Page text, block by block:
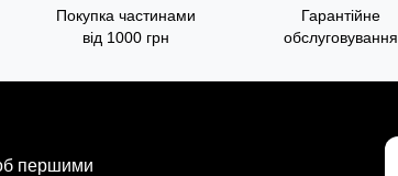
Покупка частинами
від 1000 грн
Гарантійне
обслуговування
першими